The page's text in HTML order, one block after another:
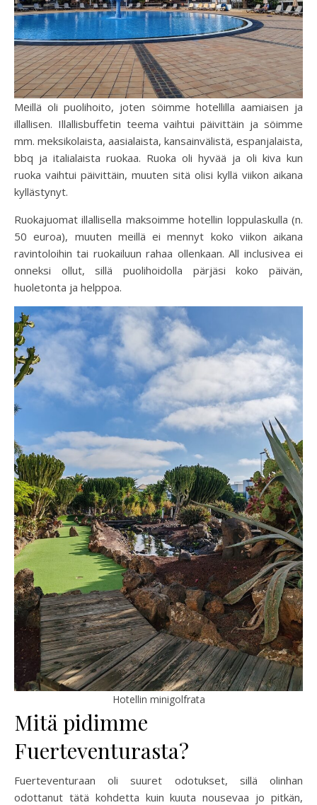
Meillä oli puolihoito, joten söimme hotellilla aamiaisen ja
illallisen. Illallisbuffetin teema vaihtui päivittäin ja söimme
mm. meksikolaista, aasialaista, kansainvälistä, espanjalaista,
bbq ja italialaista ruokaa. Ruoka oli hyvää ja oli kiva kun
ruoka vaihtui päivittäin, muuten sitä olisi kyllä viikon aikana
kyllästynyt.
Ruokajuomat illallisella maksoimme hotellin loppulaskulla (n.
50 euroa), muuten meillä ei mennyt koko viikon aikana
ravintoloihin tai ruokailuun rahaa ollenkaan. All inclusivea ei
onneksi ollut, sillä puolihoidolla pärjäsi koko päivän,
huoletonta ja helppoa.
Hotellin minigolfrata
Mitä pidimme
Fuerteventurasta?
Fuerteventuraan oli suuret odotukset, sillä olinhan
odottanut tätä kohdetta kuin kuuta nousevaa jo pitkän,